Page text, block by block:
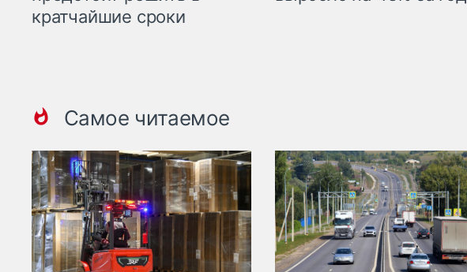
кратчайшие сроки
Самое читаемое